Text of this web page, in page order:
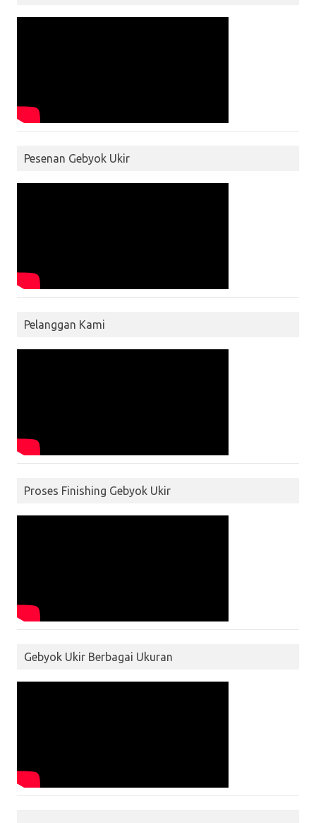
Pesenan Gebyok Ukir
Pelanggan Kami
Proses Finishing Gebyok Ukir
Gebyok Ukir Berbagai Ukuran